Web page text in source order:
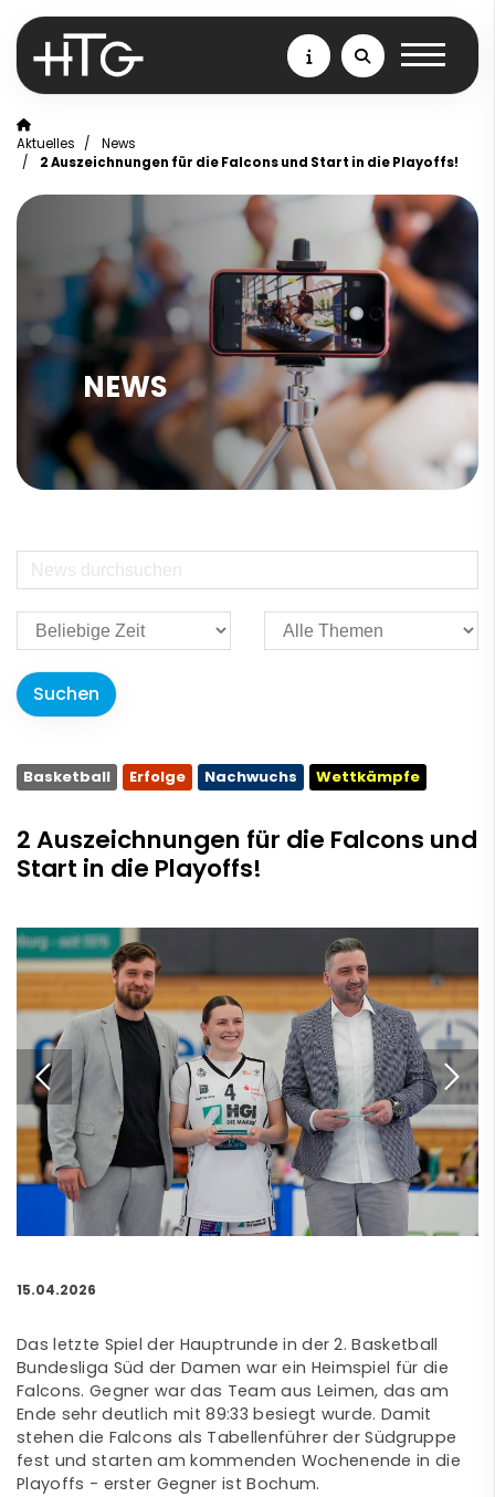
Aktuelles
News
2 Auszeichnungen für die Falcons und Start in die Playoffs!
NEWS
Basketball Erfolge Nachwuchs Wettkämpfe
2 Auszeichnungen für die Falcons und
Start in die Playoffs!
15.04.2026
Das letzte Spiel der Hauptrunde in der 2. Basketball
Bundesliga Süd der Damen war ein Heimspiel für die
Falcons. Gegner war das Team aus Leimen, das am
Ende sehr deutlich mit 89:33 besiegt wurde. Damit
stehen die Falcons als Tabellenführer der Südgruppe
fest und starten am kommenden Wochenende in die
Playoffs - erster Gegner ist Bochum.